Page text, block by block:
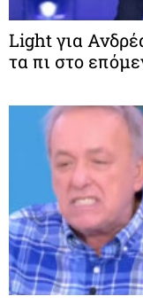
Light για
τα πι στο